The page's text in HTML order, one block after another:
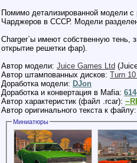
Помимо детализированной модели
Чарджеров в СССР. Модели
Charger`ы имеют собственную тень,
открытие решетки фар).
Автор модели: Juice Games Ltd
Автор штампованных дисков: Turn
Доработка модели: DJon
Доработка и конвертация в Mafia:
Автор характеристик (файл .rcar):
Автор оригинального текста к
Миниатюры